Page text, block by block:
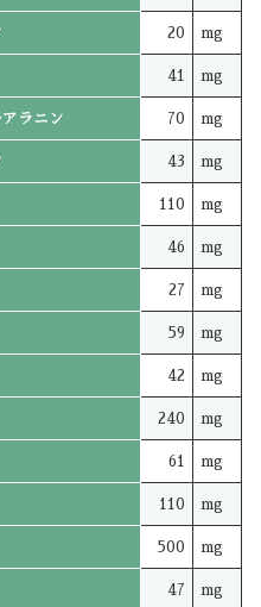
20 mg
41 mg
ラニン 70 mg
43 mg
110 mg
46 mg
27 mg
59 mg
42 mg
240 mg
61 mg
110 mg
500 mg
47 mg